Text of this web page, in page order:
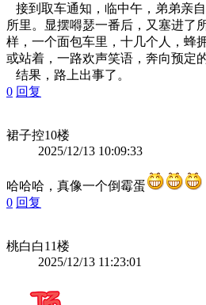
接到取车通知，临中午，弟弟亲
所里。显摆嘚瑟一番后，又塞进了
样，一个面包车里，十几个人，蜂
或站着，一路欢声笑语，奔向预定
结果，路上出事了。
0 回复
裙子控10楼
2025/12/13 10:09:33
哈哈哈，真像一个倒霉蛋
0 回复
桃白白11楼
2025/12/13 11:23:01